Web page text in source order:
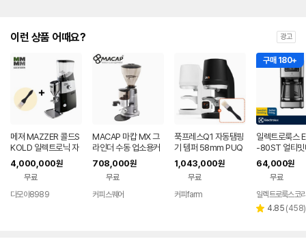
이런 상품 어때요? 광고
메져 MAZZER 콜드S
KOLD 일렉트로닉 자
동그라인더 (최신형)
4,000,000원
무료
다모아8989
MACAP 마캅 MX 그
라인더 수동 업소용커
피그라인더
708,000원
무료
커피스퀘어
푹프레스Q1 자동탬핑
기 템퍼 58mm PUQ
1,043,000원
무료
커피farm
구매 180+
일렉트로룩스
-80ST 얼티밋
트 500 커피
64,000원
무료
일렉트로룩스코
별 4.85 리
(458)